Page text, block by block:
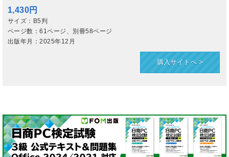
1,430円
サイズ：B5判
ページ数：61ページ、別冊58ページ
出版年月：2025年12月
購入サイトへ >